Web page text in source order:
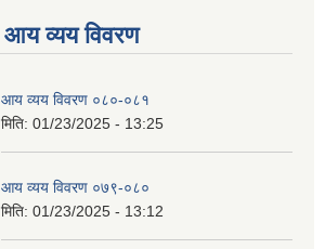
आय व्यय विवरण
आय व्यय विवरण ०८०-०८१
मिति: 01/23/2025 - 13:25
आय व्यय विवरण ०७९-०८०
मिति: 01/23/2025 - 13:12